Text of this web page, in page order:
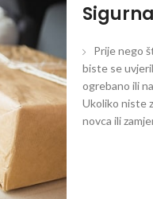
Prije nego
biste se
ogrebano ili
Ukoliko niste
novca ili